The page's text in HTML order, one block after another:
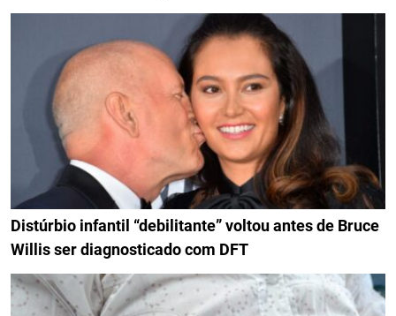
Distúrbio infantil “debilitante” voltou antes de Bruce
Willis ser diagnosticado com DFT